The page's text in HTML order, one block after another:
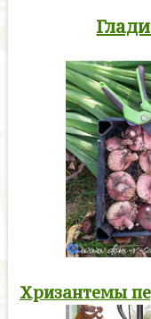
Хризантемы